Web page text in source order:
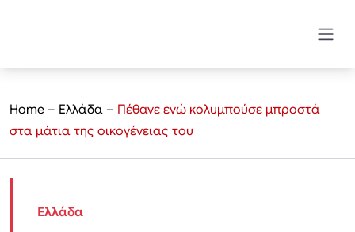
Home – Ελλάδα – Πέθανε ενώ κολυμπούσε μπροστά
στα μάτια της οικογένειας του
Ελλάδα